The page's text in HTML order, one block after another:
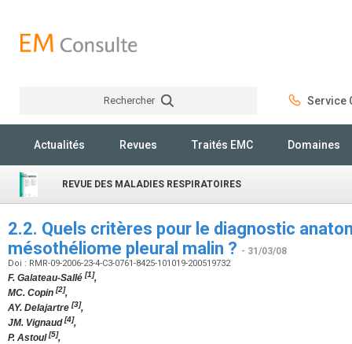
Rechercher Service
Actualités Revues Traités EMC Domaines
REVUE DES MALADIES RESPIRATOIRES
2.2. Quels critères pour le diagnostic
mésothéliome pleural malin ? - 31/03/08
Doi : RMR-09-2006-23-4-C3-0761-8425-101019-200519732
F. Galateau-Sallé [1],
MC. Copin [2],
AY. Delajartre [3],
JM. Vignaud[4],
P. Astoul[5],